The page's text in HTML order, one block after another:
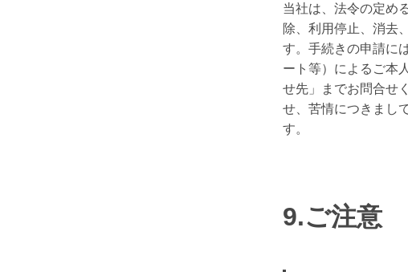
当社は、法令の定め
除、利用停止、消去
す。手続きの申請に
ート等）によるご本
せ先」までお問合せ
せ、苦情につきまし
す。
9.ご注意